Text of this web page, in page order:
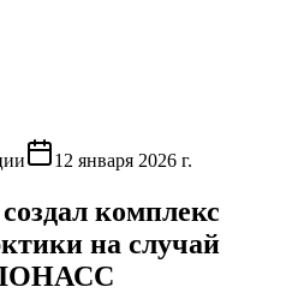
12 января 2026 г.
комплекс
на случай